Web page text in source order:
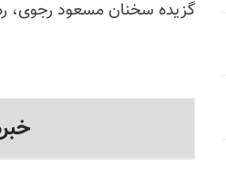
گزیده سخنان مسعود رجوی،